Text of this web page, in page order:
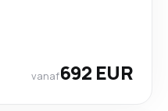
vanaf692 EUR